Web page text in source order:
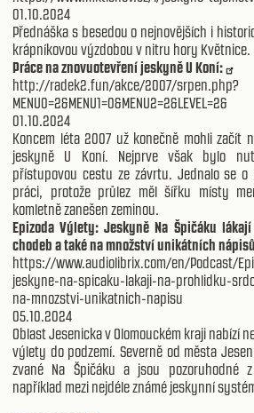
01.10.2024
Přednáška s besedou o nejnovějších i
krápníkovou výzdobou v nitru hory Květnice.
Práce na znovuotevření jeskyně U Koní:
http://radek2.fun/akce/2007/srpen.php?
MENU0=2&MENU1=0&MENU2=2&LEVEL=2&
01.10.2024
Koncem léta 2007 už konečně mohli začít
jeskyně U Koní. Nejprve však bylo
přístupovou cestu ze závrtu. Jednalo se o
práci, protože průlez měl šířku místy
komletně zanešen zeminou.
Epizoda Výlety: Jeskyně Na Špičáku
chodeb a také na množství unikátních nápisů
https://www.audiolibrix.com/en/Podcast/
jeskyne-na-spicaku-lakaji-na-prohlidku-
na-mnozstvi-unikatnich-napisu
05.10.2024
Oblast Jesenicka v Olomouckém kraji nabízí
výlety do podzemí. Severně od města
zvané Na Špičáku a jsou pozoruhodné
například mezi nejdéle známé jeskynní